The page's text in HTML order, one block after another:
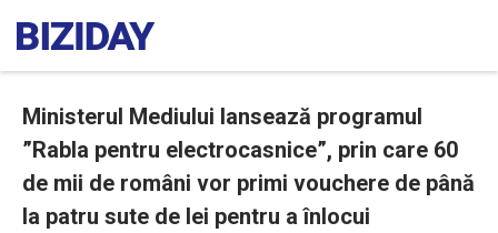
Ministerul Mediului lansează programul
”Rabla pentru electrocasnice”, prin care 60
de mii de români vor primi vouchere de până
la patru sute de lei pentru a înlocui